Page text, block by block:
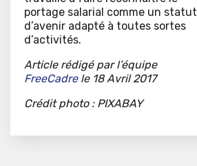
portage salarial comme un statut
d’avenir adapté à toutes sortes
d’activités.
Article rédigé par l’équipe
FreeCadre le 18 Avril 2017
Crédit photo : PIXABAY